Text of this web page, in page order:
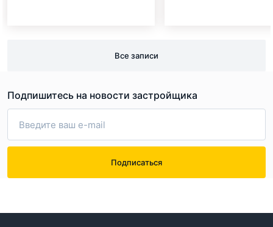
Все записи
Подпишитесь на новости застройщика
Подписаться